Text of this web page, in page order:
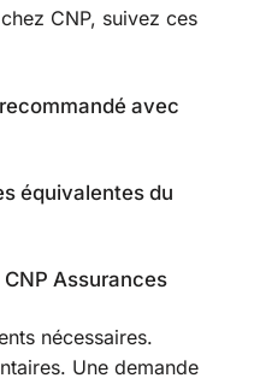
CNP, suivez ces
avec
équivalentes du
Assurances
nécessaires.
Une demande